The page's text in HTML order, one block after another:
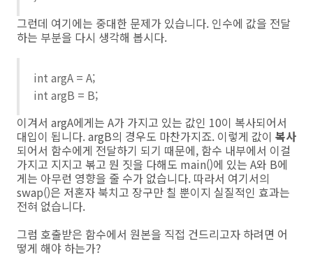
그런데 여기에는 중대한 문제가 있습니다. 인수에 값을 전달
하는 부분을 다시 생각해 봅시다.
int argA = A;
int argB = B;
이겨서 argA에게는 A가 가지고 있는 값인 10이 복사되어서
대입이 됩니다. argB의 경우도 마찬가지죠. 이렇게 값이 복사
되어서 함수에게 전달하기 되기 때문에, 함수 내부에서 이걸
가지고 지지고 볶고 뭔 짓을 다해도 main()에 있는 A와 B에
게는 아무런 영향을 줄 수가 없습니다. 따라서 여기서의
swap()은 저혼자 북치고 장구만 칠 뿐이지 실질적인 효과는
전혀 없습니다.
그럼 호출받은 함수에서 원본을 직접 건드리고자 하려면 어
떻게 해야 하는가?